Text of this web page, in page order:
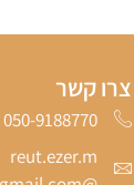
צרו קשר
050-9188770‬
reut.ezer.m